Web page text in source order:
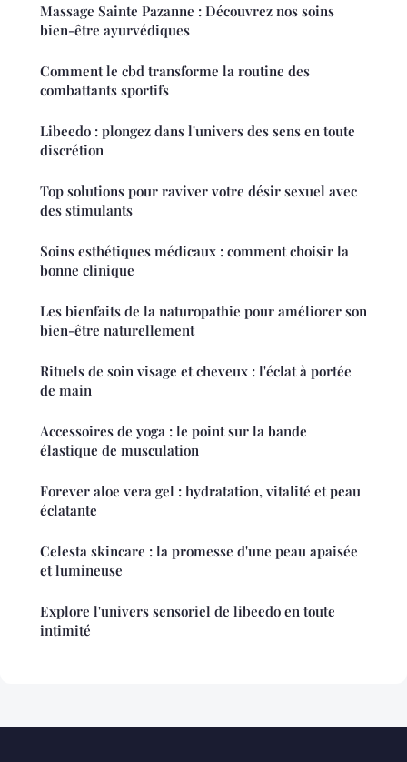
Massage Sainte Pazanne : Découvrez nos soins
bien-être ayurvédiques
Comment le cbd transforme la routine des
combattants sportifs
Libeedo : plongez dans l'univers des sens en toute
discrétion
Top solutions pour raviver votre désir sexuel avec
des stimulants
Soins esthétiques médicaux : comment choisir la
bonne clinique
Les bienfaits de la naturopathie pour améliorer son
bien-être naturellement
Rituels de soin visage et cheveux : l'éclat à portée
de main
Accessoires de yoga : le point sur la bande
élastique de musculation
Forever aloe vera gel : hydratation, vitalité et peau
éclatante
Celesta skincare : la promesse d'une peau apaisée
et lumineuse
Explore l'univers sensoriel de libeedo en toute
intimité